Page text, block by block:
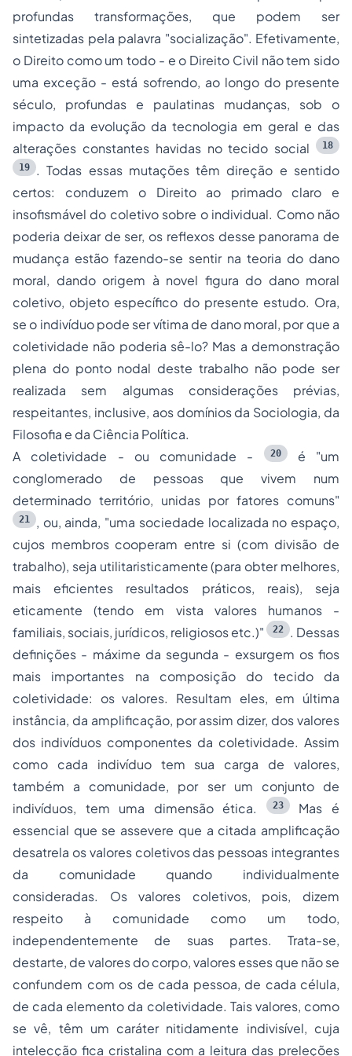
profundas transformações, que podem ser
sintetizadas pela palavra "socialização". Efetivamente,
o Direito como um todo - e o Direito Civil não tem sido
uma exceção - está sofrendo, ao longo do presente
século, profundas e paulatinas mudanças, sob o
impacto da evolução da tecnologia em geral e das
alterações constantes havidas no tecido social
18
19
. Todas essas mutações têm direção e sentido
certos: conduzem o Direito ao primado claro e
insofismável do coletivo sobre o individual. Como não
poderia deixar de ser, os reflexos desse panorama de
mudança estão fazendo-se sentir na teoria do dano
moral, dando origem à novel figura do dano moral
coletivo, objeto específico do presente estudo. Ora,
se o indivíduo pode ser vítima de dano moral, por que a
coletividade não poderia sê-lo? Mas a demonstração
plena do ponto nodal deste trabalho não pode ser
realizada sem algumas considerações prévias,
respeitantes, inclusive, aos domínios da Sociologia, da
Filosofia e da Ciência Política.
A coletividade - ou comunidade -
20 é "um
conglomerado de pessoas que vivem num
determinado território, unidas por fatores comuns"
21
, ou, ainda, "uma sociedade localizada no espaço,
cujos membros cooperam entre si (com divisão de
trabalho), seja utilitaristicamente (para obter melhores,
mais eficientes resultados práticos, reais), seja
eticamente (tendo em vista valores humanos -
familiais, sociais, jurídicos, religiosos etc.)"
22
. Dessas
definições - máxime da segunda - exsurgem os fios
mais importantes na composição do tecido da
coletividade: os valores. Resultam eles, em última
instância, da amplificação, por assim dizer, dos valores
dos indivíduos componentes da coletividade. Assim
como cada indivíduo tem sua carga de valores,
também a comunidade, por ser um conjunto de
indivíduos, tem uma dimensão ética.
23 Mas é
essencial que se assevere que a citada amplificação
desatrela os valores coletivos das pessoas integrantes
da comunidade quando individualmente
consideradas. Os valores coletivos, pois, dizem
respeito à comunidade como um todo,
independentemente de suas partes. Trata-se,
destarte, de valores do corpo, valores esses que não se
confundem com os de cada pessoa, de cada célula,
de cada elemento da coletividade. Tais valores, como
se vê, têm um caráter nitidamente indivisível, cuja
intelecção fica cristalina com a leitura das preleções